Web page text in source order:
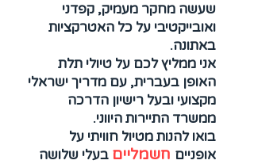
שעשה מחקר מעמיק, קפדני
ואובייקטיבי על כל האטרקציות
באתונה.
אני ממליץ לכם על טיולי תלת
האופן בעברית, עם מדריך ישראלי
מקצועי ובעל רישיון הדרכה
ממשרד התיירות היווני.
בואו להנות מטיול חוויתי על
אופניים חשמליים בעלי שלושה